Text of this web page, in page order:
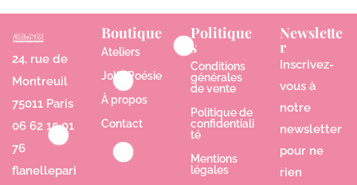
24, rue de
Montreuil
75011 Paris
06 62 15 01
76
flanellepari
Boutique
Ateliers
Jolie Poésie
À propos
Contact
Politique
s
Conditions
générales
de vente
Politique de
confidentiali
té
Mentions
légales
Newslette
r
Inscrivez-
vous à
notre
newsletter
pour ne
rien